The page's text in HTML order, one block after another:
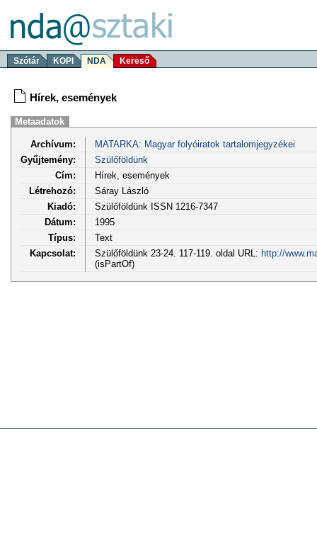
Szótár KOPI NDA Kereső
Hírek, események
Metaadatok
Archívum:
MATARKA: Magyar folyóiratok tartalomjegyzékei
Gyűjtemény:
Szülőföldünk
Cím:
Hírek, események
Létrehozó:
Sáray László
Kiadó:
Szülőföldünk ISSN 1216-7347
Dátum:
1995
Típus:
Text
Kapcsolat:
Szülőföldünk 23-24. 117-119. oldal URL: http://
(isPartOf)